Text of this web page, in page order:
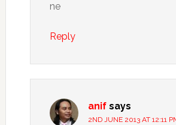
ne
Reply
anif says
2ND JUNE 2013 AT 12:11